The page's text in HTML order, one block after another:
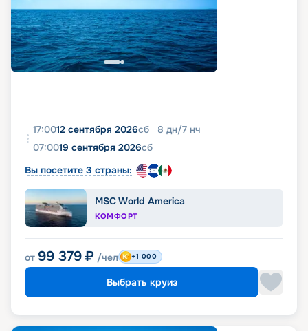
17:0012 сентября 2026сб 8 дн/7 нч
07:0019 сентября 2026сб
Вы посетите 3 страны:
MSC World America
КОМФОРТ
от 99 379 ₽ /чел +1 000
Выбрать круиз